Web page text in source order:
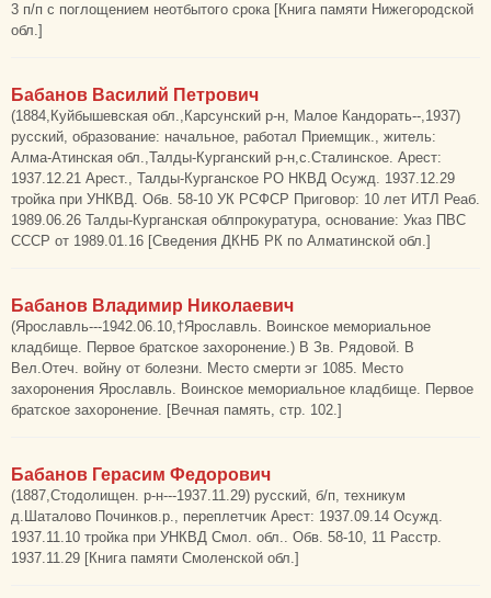
3 п/п с поглощением неотбытого срока [Книга памяти Нижегородской
обл.]
Бабанов Василий Петрович
(1884,Куйбышевская обл.,Карсунский р-н, Малое Кандорать--,1937)
русский, образование: начальное, работал Приемщик., житель:
Алма-Атинская обл.,Талды-Курганский р-н,с.Сталинское. Арест:
1937.12.21 Арест., Талды-Курганское РО НКВД Осужд. 1937.12.29
тройка при УНКВД. Обв. 58-10 УК РСФСР Приговор: 10 лет ИТЛ Реаб.
1989.06.26 Талды-Курганская облпрокуратура, основание: Указ ПВС
СССР от 1989.01.16 [Сведения ДКНБ РК по Алматинской обл.]
Бабанов Владимир Николаевич
(Ярославль---1942.06.10,†Ярославль. Воинское мемориальное
кладбище. Первое братское захоронение.) В Зв. Рядовой. В
Вел.Отеч. войну от болезни. Место смерти эг 1085. Место
захоронения Ярославль. Воинское мемориальное кладбище. Первое
братское захоронение. [Вечная память, стр. 102.]
Бабанов Герасим Федорович
(1887,Стодолищен. р-н---1937.11.29) русский, б/п, техникум
д.Шаталово Починков.р., переплетчик Арест: 1937.09.14 Осужд.
1937.11.10 тройка при УНКВД Смол. обл.. Обв. 58-10, 11 Расстр.
1937.11.29 [Книга памяти Смоленской обл.]